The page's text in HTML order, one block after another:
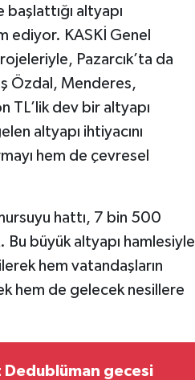
altyapı
ediyor. KASKİ Genel
Pazarcık’ta da
Özdal, Menderes,
TL’lik dev bir altyapı
altyapı ihtiyacını
hem de çevresel
hattı, 7 bin 500
büyük altyapı hamlesiyle
hem vatandaşların
hem de gelecek nesillere
Dedublüman gecesi